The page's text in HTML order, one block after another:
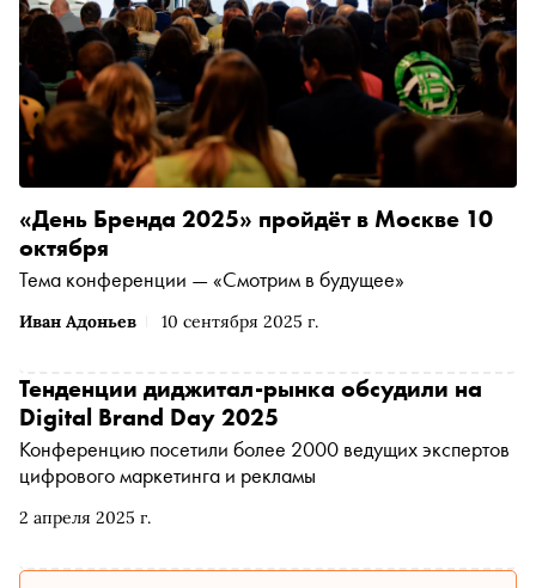
Иван Адоньев 10 сентября 2025 г.
«День Бренда 2025» пройдёт в Москве 10
октября
Тема конференции — «Смотрим в будущее»
2 апреля 2025 г.
Тенденции диджитал-рынка обсудили на
Digital Brand Day 2025
Конференцию посетили более 2000 ведущих экспертов
цифрового маркетинга и рекламы